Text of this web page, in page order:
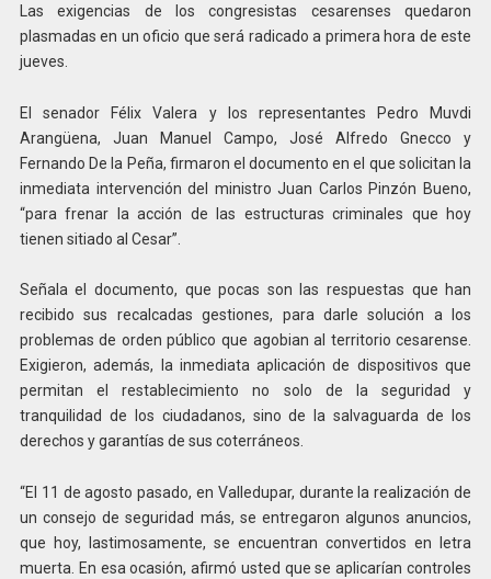
Las exigencias de los congresistas cesarenses quedaron
plasmadas en un oficio que será radicado a primera hora de este
jueves.
El senador Félix Valera y los representantes Pedro Muvdi
Arangüena, Juan Manuel Campo, José Alfredo Gnecco y
Fernando De la Peña, firmaron el documento en el que solicitan la
inmediata intervención del ministro Juan Carlos Pinzón Bueno,
“para frenar la acción de las estructuras criminales que hoy
tienen sitiado al Cesar”.
Señala el documento, que pocas son las respuestas que han
recibido sus recalcadas gestiones, para darle solución a los
problemas de orden público que agobian al territorio cesarense.
Exigieron, además, la inmediata aplicación de dispositivos que
permitan el restablecimiento no solo de la seguridad y
tranquilidad de los ciudadanos, sino de la salvaguarda de los
derechos y garantías de sus coterráneos.
“El 11 de agosto pasado, en Valledupar, durante la realización de
un consejo de seguridad más, se entregaron algunos anuncios,
que hoy, lastimosamente, se encuentran convertidos en letra
muerta. En esa ocasión, afirmó usted que se aplicarían controles